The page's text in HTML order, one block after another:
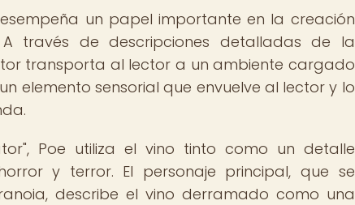
un papel importante en la creación
través de descripciones detalladas de la
transporta al lector a un ambiente cargado
elemento sensorial que envuelve al lector y lo
Poe utiliza el vino tinto como un detalle
y terror. El personaje principal, que se
describe el vino derramado como una